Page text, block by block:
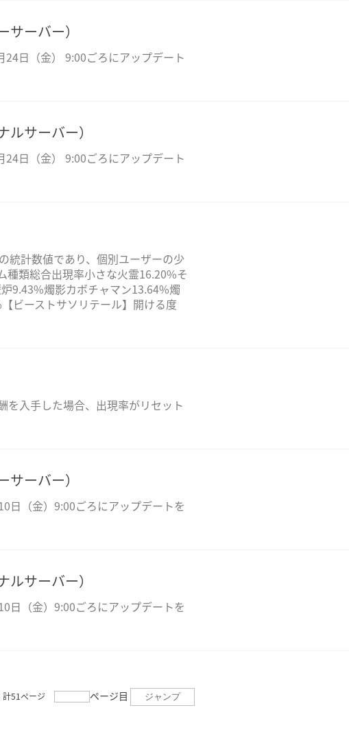
サーバー）
日（金） 9:00ごろにアップデート
ルサーバー）
日（金） 9:00ごろにアップデート
統計数値であり、個別ユーザーの少
種類総合出現率小さな火霊16.20%そ
9.43%燭影カボチャマン13.64%燭
ビーストサソリテール】開ける度
を入手した場合、出現率がリセット
サーバー）
日（金）9:00ごろにアップデートを
ルサーバー）
日（金）9:00ごろにアップデートを
計51 ページ ページ目 ジャンプ